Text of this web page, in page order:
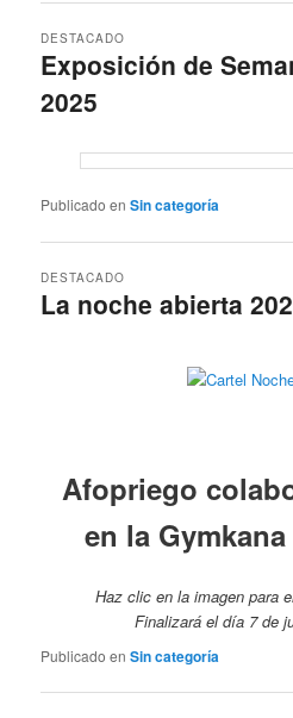
Exposición de
2025
DESTACADO
Publicado en Sin categoría
La noche abierta
DESTACADO
Afopriego
en la
Haz clic en la imagen para
Finalizará el día 7 de
Publicado en Sin categoría